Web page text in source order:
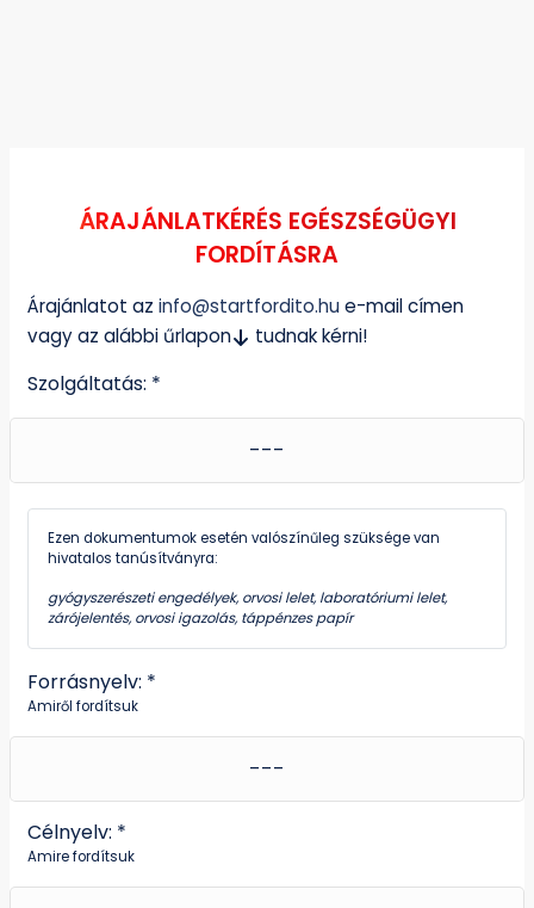
ÁRAJÁNLATKÉRÉS EGÉSZSÉGÜGYI
FORDÍTÁSRA
Árajánlatot az info@startfordito.hue-mail címen
vagy az alábbi űrlapon
tudnak kérni!
Szolgáltatás: *
Ezen dokumentumok esetén valószínűleg szüksége van
hivatalos tanúsítványra:
gyógyszerészeti engedélyek, orvosi lelet, laboratóriumi lelet,
zárójelentés, orvosi igazolás, táppénzes papír
Forrásnyelv: *
Amiről fordítsuk
Célnyelv: *
Amire fordítsuk